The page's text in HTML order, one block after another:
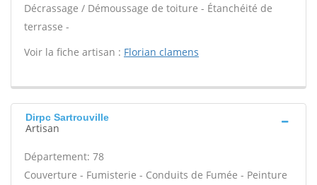
Décrassage / Démoussage de toiture - Étanchéité de
terrasse -
Voir la fiche artisan : Florian clamens
Dirpc Sartrouville
Artisan
Département: 78
Couverture - Fumisterie - Conduits de Fumée - Peinture